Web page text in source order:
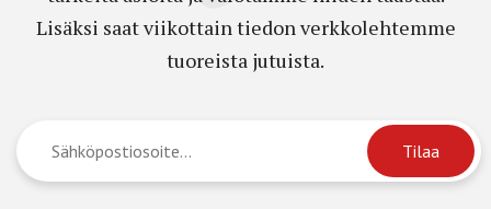
Lisäksi saat viikottain tiedon verkkolehtemme
tuoreista jutuista.